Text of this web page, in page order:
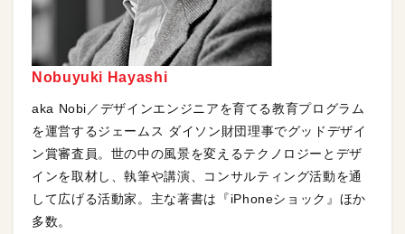
Nobuyuki Hayashi
aka Nobi／デザインエンジニアを育てる教育プログラム
を運営するジェームス ダイソン財団理事でグッドデザイ
ン賞審査員。世の中の風景を変えるテクノロジーとデザ
インを取材し、執筆や講演、コンサルティング活動を通
して広げる活動家。主な著書は『iPhoneショック』ほか
多数。